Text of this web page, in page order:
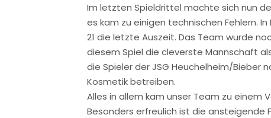
Im letzten Spieldrittel machte sich nun
es kam zu einigen technischen Fehlern.
21 die letzte Auszeit. Das Team wurde
diesem Spiel die cleverste Mannschaft
die Spieler der JSG Heuchelheim/Bieber
Kosmetik betreiben.
Alles in allem kam unser Team zu einem
Besonders erfreulich ist die ansteigende